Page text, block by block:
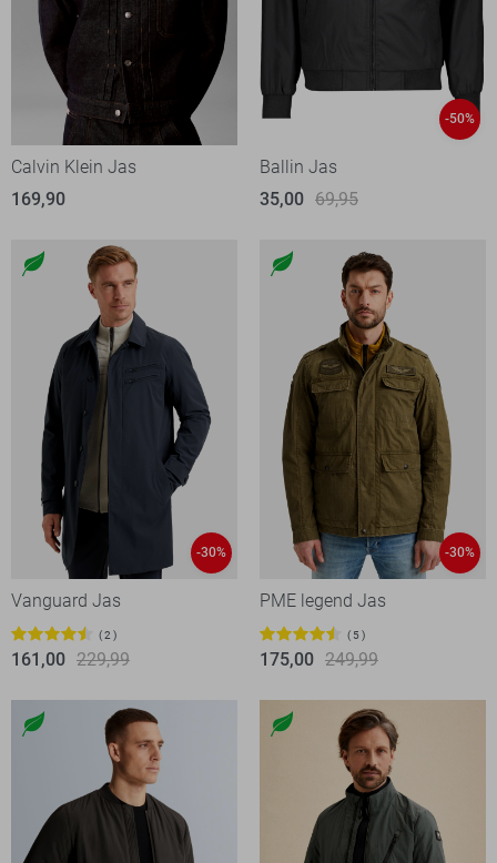
Calvin Klein Jas
169,90
-50%
Ballin Jas
35,00 69,95
-30%
Vanguard Jas
2
161,00 229,99
-30%
PME legend Jas
5
175,00 249,99